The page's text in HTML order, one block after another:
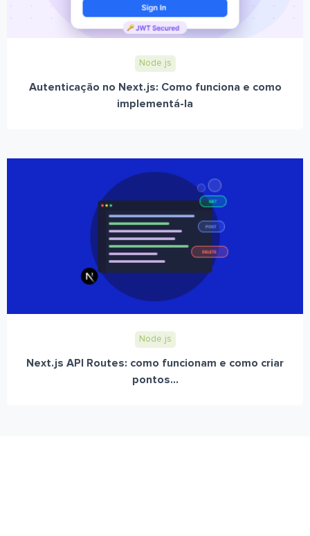
Node.js
Autenticação no Next.js: Como funciona e como
implementá-la
Node.js
Next.js API Routes: como funcionam e como criar
pontos...